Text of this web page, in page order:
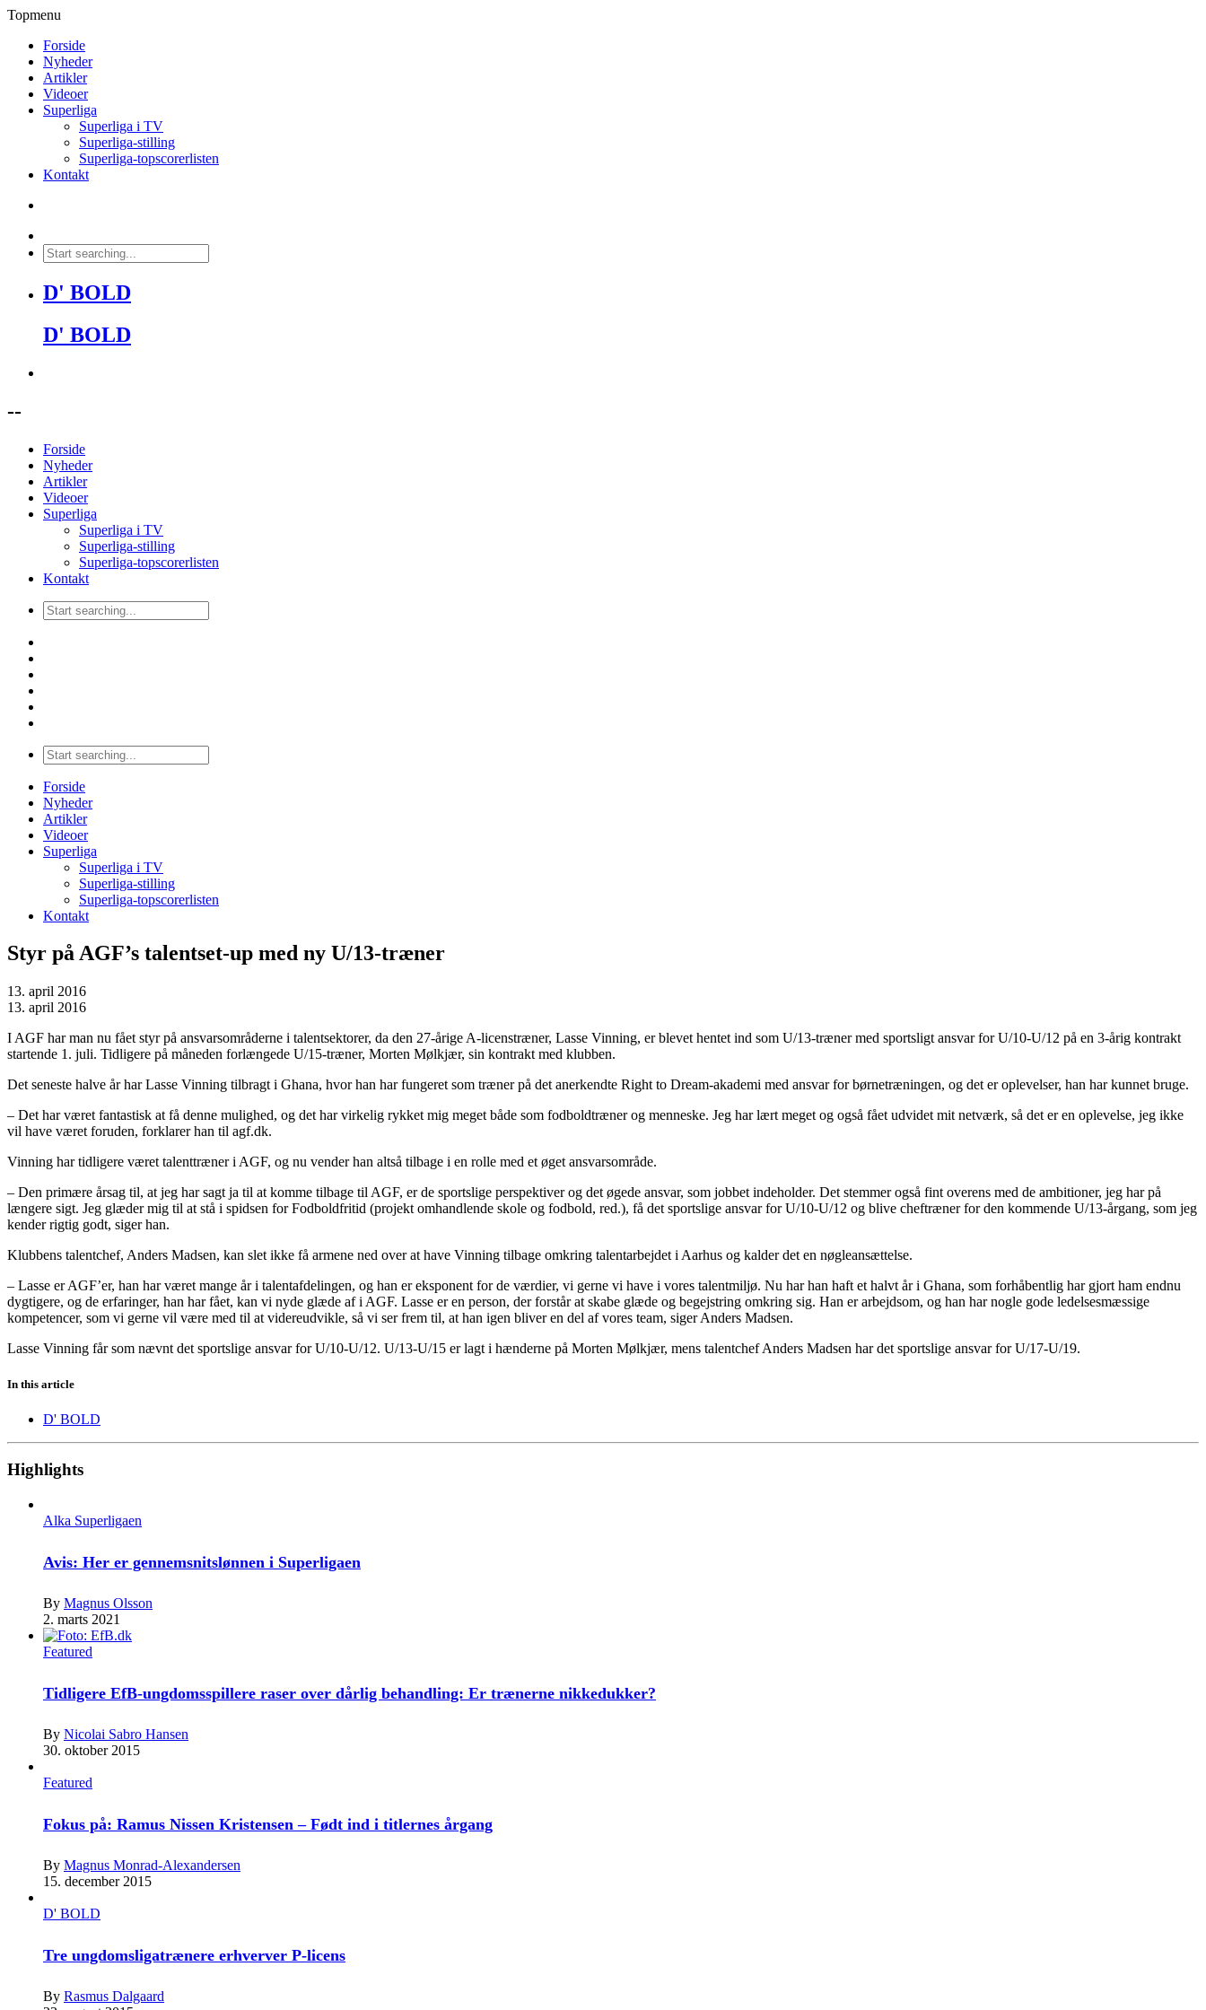
Topmenu
Forside
Nyheder
Artikler
Videoer
Superliga
Superliga i TV
Superliga-stilling
Superliga-topscorerlisten
Kontakt
D' BOLD
D' BOLD
--
Forside
Nyheder
Artikler
Videoer
Superliga
Superliga i TV
Superliga-stilling
Superliga-topscorerlisten
Kontakt
Forside
Nyheder
Artikler
Videoer
Superliga
Superliga i TV
Superliga-stilling
Superliga-topscorerlisten
Kontakt
Styr på AGF’s talentset-up med ny U/13-træner
13. april 2016
13. april 2016
I AGF har man nu fået styr på ansvarsområderne i talentsektorer, da den 27-årige A-licenstræner, Lasse Vinning, er blevet hentet ind som U/13-træner med sportsligt ansvar for U/10-U/12 på en 3-årig kontrakt
startende 1. juli. Tidligere på måneden forlængede U/15-træner, Morten Mølkjær, sin kontrakt med klubben.
Det seneste halve år har Lasse Vinning tilbragt i Ghana, hvor han har fungeret som træner på det anerkendte Right to Dream-akademi med ansvar for børnetræningen, og det er oplevelser, han har kunnet bruge.
– Det har været fantastisk at få denne mulighed, og det har virkelig rykket mig meget både som fodboldtræner og menneske. Jeg har lært meget og også fået udvidet mit netværk, så det er en oplevelse, jeg ikke
vil have været foruden, forklarer han til agf.dk.
Vinning har tidligere været talenttræner i AGF, og nu vender han altså tilbage i en rolle med et øget ansvarsområde.
– Den primære årsag til, at jeg har sagt ja til at komme tilbage til AGF, er de sportslige perspektiver og det øgede ansvar, som jobbet indeholder. Det stemmer også fint overens med de ambitioner, jeg har på
længere sigt. Jeg glæder mig til at stå i spidsen for Fodboldfritid (projekt omhandlende skole og fodbold, red.), få det sportslige ansvar for U/10-U/12 og blive cheftræner for den kommende U/13-årgang, som jeg
kender rigtig godt, siger han.
Klubbens talentchef, Anders Madsen, kan slet ikke få armene ned over at have Vinning tilbage omkring talentarbejdet i Aarhus og kalder det en nøgleansættelse.
– Lasse er AGF’er, han har været mange år i talentafdelingen, og han er eksponent for de værdier, vi gerne vi have i vores talentmiljø. Nu har han haft et halvt år i Ghana, som forhåbentlig har gjort ham endnu
dygtigere, og de erfaringer, han har fået, kan vi nyde glæde af i AGF. Lasse er en person, der forstår at skabe glæde og begejstring omkring sig. Han er arbejdsom, og han har nogle gode ledelsesmæssige
kompetencer, som vi gerne vil være med til at videreudvikle, så vi ser frem til, at han igen bliver en del af vores team, siger Anders Madsen.
Lasse Vinning får som nævnt det sportslige ansvar for U/10-U/12. U/13-U/15 er lagt i hænderne på Morten Mølkjær, mens talentchef Anders Madsen har det sportslige ansvar for U/17-U/19.
In this article
D' BOLD
Highlights
Alka Superligaen
Avis: Her er gennemsnitslønnen i Superligaen
By Magnus Olsson
2. marts 2021
Featured
Tidligere EfB-ungdomsspillere raser over dårlig behandling: Er trænerne nikkedukker?
By Nicolai Sabro Hansen
30. oktober 2015
Featured
Fokus på: Ramus Nissen Kristensen – Født ind i titlernes årgang
By Magnus Monrad-Alexandersen
15. december 2015
D' BOLD
Tre ungdomsligatrænere erhverver P-licens
By Rasmus Dalgaard